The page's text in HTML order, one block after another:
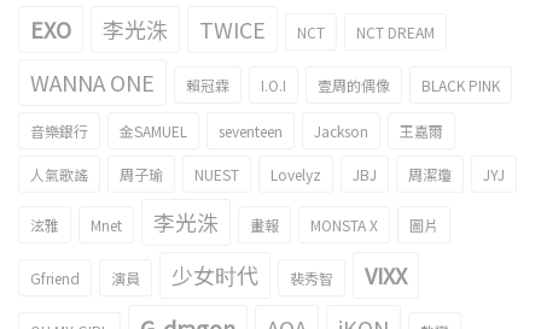
EXO 李光洙 TWICE NCT NCT DREAM
WANNA ONE 賴冠霖 I.O.I 壹周的偶像 BLACK PINK
音樂銀行 金SAMUEL seventeen Jackson 王嘉爾
人氣歌謠 周子瑜 NUEST Lovelyz JBJ 周潔瓊 JYJ
泫雅 Mnet 李光洙 畫報 MONSTA X 圖片
Gfriend 演員 少女时代 裴秀智 VIXX